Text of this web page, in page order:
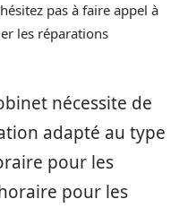
pas à faire appel à
les réparations
nécessite de
adapté au type
pour les
pour les